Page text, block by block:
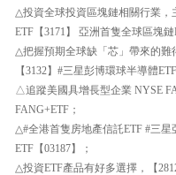
△投資全球投資區塊鏈相關行業，
ETF【3171】 亞洲首隻全球區塊鏈
△把握預期全球缺「芯」帶來的難
【3132】#三星彭博環球半導體
△追蹤美國具增長型企業 NYSE
FANG+ETF；
△#全港首隻房地產信託ETF #三星
ETF【03187】；
△投資ETF產品有好多選擇，【